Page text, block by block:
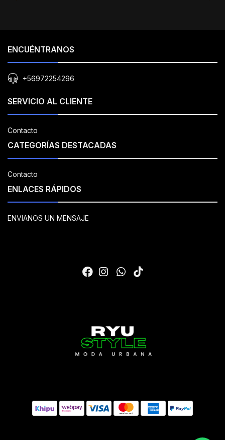
ENCUÉNTRANOS
+56972254296
SERVICIO AL CLIENTE
Contacto
CATEGORÍAS DESTACADAS
Contacto
ENLACES RÁPIDOS
ENVIANOS UN MENSAJE